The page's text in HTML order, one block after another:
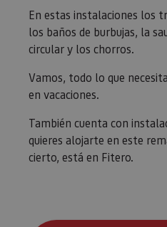
En estas instalaciones los
los baños de burbujas, la
circular y los chorros.
Vamos, todo lo que
en vacaciones.
También cuenta con
quieres alojarte en este
cierto, está en Fitero.